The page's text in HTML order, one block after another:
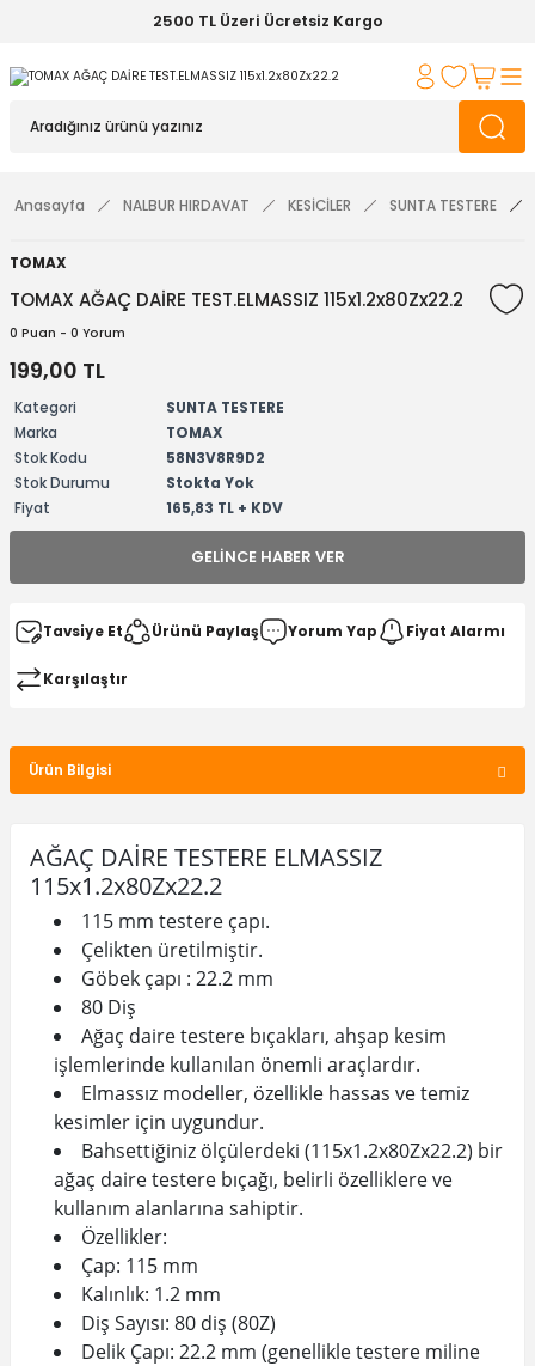
2500 TL Üzeri Ücretsiz Kargo
Anasayfa NALBUR HIRDAVAT KESİCİLER SUNTA TESTERE
TOMAX
TOMAX AĞAÇ DAİRE TEST.ELMASSIZ 115x1.2x80Zx22.2
0 Puan - 0 Yorum
199,00 TL
Kategori
SUNTA TESTERE
Marka
TOMAX
Stok Kodu
58N3V8R9D2
Stok Durumu
Stokta Yok
Fiyat
165,83 TL + KDV
GELINCE HABER VER
Tavsiye Et Ürünü Paylaş Yorum Yap Fiyat Alarmı
Karşılaştır
Ürün Bilgisi
AĞAÇ DAİRE TESTERE ELMASSIZ
115x1.2x80Zx22.2
115 mm testere çapı.
Çelikten üretilmiştir.
Göbek çapı : 22.2 mm
80 Diş
Ağaç daire testere bıçakları, ahşap kesim
işlemlerinde kullanılan önemli araçlardır.
Elmassız modeller, özellikle hassas ve temiz
kesimler için uygundur.
Bahsettiğiniz ölçülerdeki (115x1.2x80Zx22.2) bir
ağaç daire testere bıçağı, belirli özelliklere ve
kullanım alanlarına sahiptir.
Özellikler:
Çap: 115 mm
Kalınlık: 1.2 mm
Diş Sayısı: 80 diş (80Z)
Delik Çapı: 22.2 mm (genellikle testere miline